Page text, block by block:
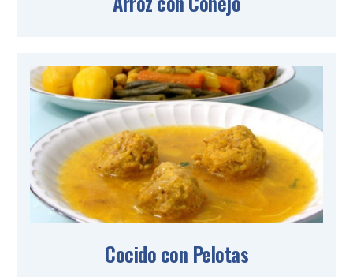
Cocido con Pelotas